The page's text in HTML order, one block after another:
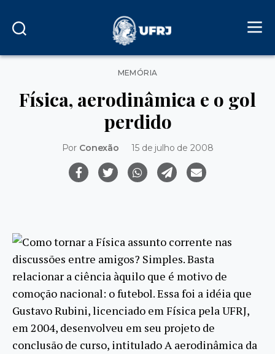
Categorias
MEMÓRIA
Física, aerodinâmica e o gol
perdido
Por Conexão 15 de julho de 2008
Como tornar a Física assunto corrente nas
discussões entre amigos? Simples. Basta
relacionar a ciência àquilo que é motivo de
comoção nacional: o futebol. Essa foi a idéia que
Gustavo Rubini, licenciado em Física pela UFRJ,
em 2004, desenvolveu em seu projeto de
conclusão de curso, intitulado A aerodinâmica da